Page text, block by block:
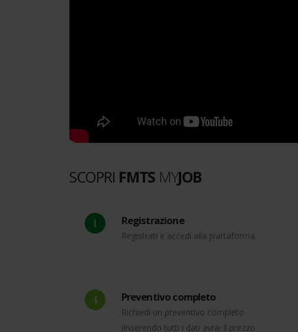
SCOPRI FMTS MYJOB
Registrazione
Registrati e accedi alla piattaforma.
Preventivo completo
Richiedi un preventivo completo
(inserendo tutti i dati avrai il prezzo